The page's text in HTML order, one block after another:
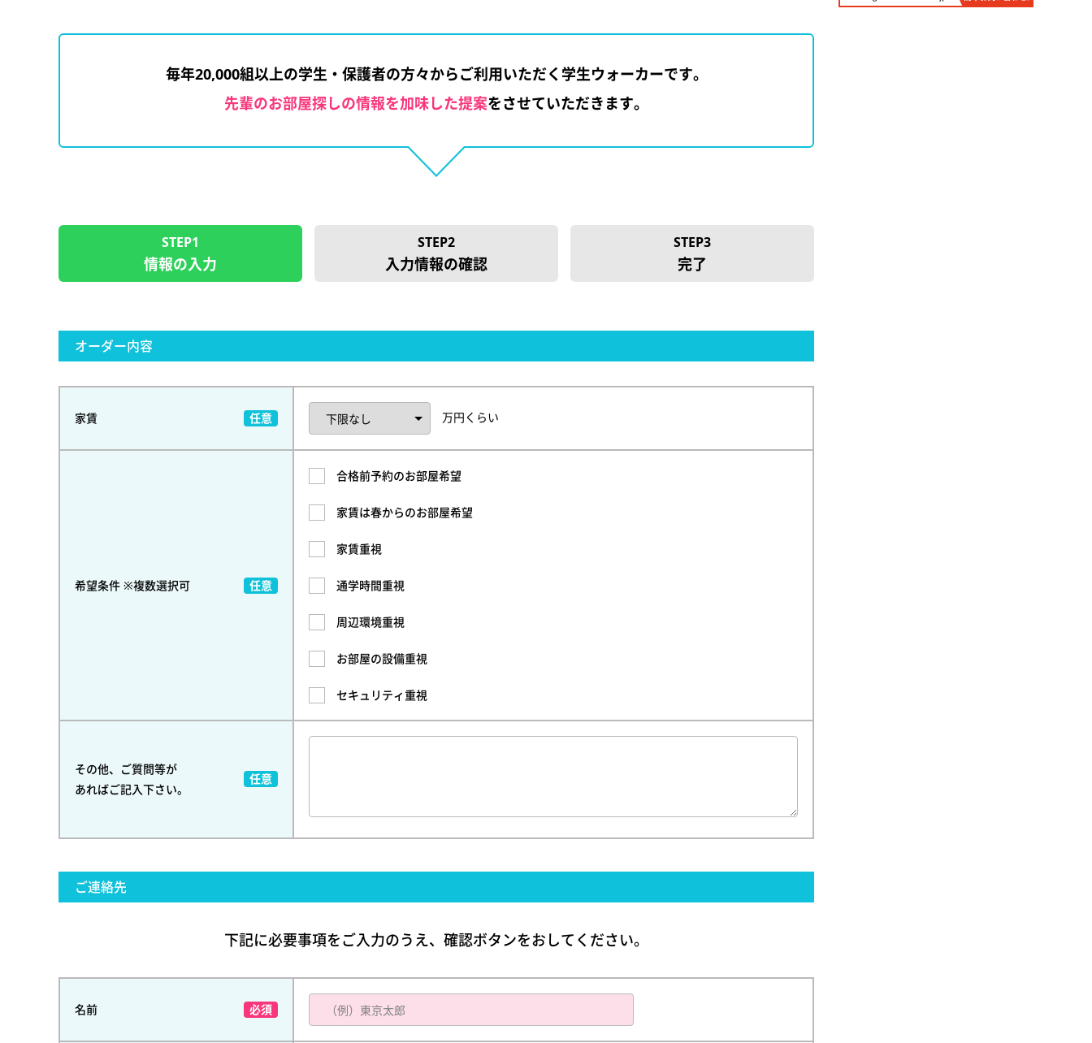
毎年20,000組以上の学生・保護者の方々からご利用いただく学生ウォーカーです。
先輩のお部屋探しの情報を加味した提案をさせていただきます。
STEP1
情報の入力
STEP2
入力情報の確認
STEP3
完了
オーダー内容
家賃 万円くらい
希望条件 ※複数選択可
合格前予約のお部屋希望
家賃は春からのお部屋希望
家賃重視
通学時間重視
周辺環境重視
お部屋の設備重視
セキュリティ重視
その他、ご質問等が
あればご記入下さい。
ご連絡先
下記に必要事項をご入力のうえ、確認ボタンをおしてください。
名前